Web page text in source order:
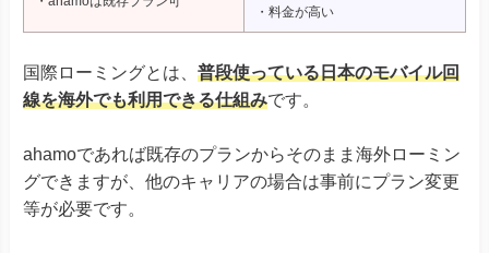
・料金が高い
国際ローミングとは、 普段使っている日本のモバイル回
線を海外でも利用できる仕組みです。
ahamoであれば既存のプランからそのまま海外ローミン
グできますが、他のキャリアの場合は事前にプラン変更
等が必要です。